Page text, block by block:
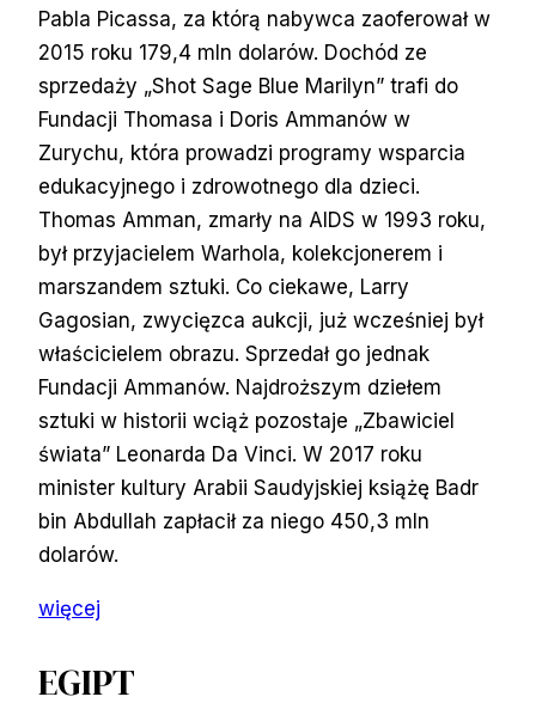
Pabla Picassa, za którą nabywca zaoferował w
2015 roku 179,4 mln dolarów. Dochód ze
sprzedaży „Shot Sage Blue Marilyn” trafi do
Fundacji Thomasa i Doris Ammanów w
Zurychu, która prowadzi programy wsparcia
edukacyjnego i zdrowotnego dla dzieci.
Thomas Amman, zmarły na AIDS w 1993 roku,
był przyjacielem Warhola, kolekcjonerem i
marszandem sztuki. Co ciekawe, Larry
Gagosian, zwycięzca aukcji, już wcześniej był
właścicielem obrazu. Sprzedał go jednak
Fundacji Ammanów. Najdroższym dziełem
sztuki w historii wciąż pozostaje „Zbawiciel
świata” Leonarda Da Vinci. W 2017 roku
minister kultury Arabii Saudyjskiej książę Badr
bin Abdullah zapłacił za niego 450,3 mln
dolarów.
więcej
EGIPT